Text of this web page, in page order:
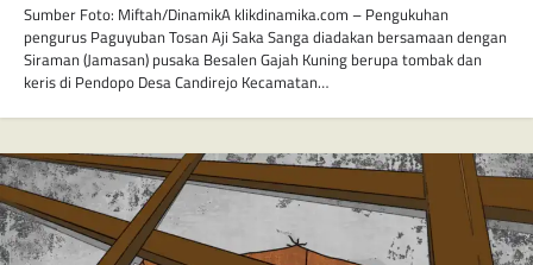
Sumber Foto: Miftah/DinamikA klikdinamika.com – Pengukuhan
pengurus Paguyuban Tosan Aji Saka Sanga diadakan bersamaan dengan
Siraman (Jamasan) pusaka Besalen Gajah Kuning berupa tombak dan
keris di Pendopo Desa Candirejo Kecamatan…